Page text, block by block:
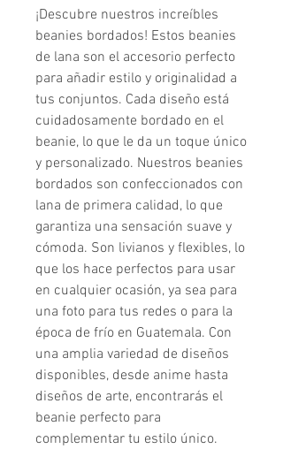
¡Descubre nuestros increíbles
beanies bordados! Estos beanies
de lana son el accesorio perfecto
para añadir estilo y originalidad a
tus conjuntos. Cada diseño está
cuidadosamente bordado en el
beanie, lo que le da un toque único
y personalizado. Nuestros beanies
bordados son confeccionados con
lana de primera calidad, lo que
garantiza una sensación suave y
cómoda. Son livianos y flexibles, lo
que los hace perfectos para usar
en cualquier ocasión, ya sea para
una foto para tus redes o para la
época de frío en Guatemala. Con
una amplia variedad de diseños
disponibles, desde anime hasta
diseños de arte, encontrarás el
beanie perfecto para
complementar tu estilo único.